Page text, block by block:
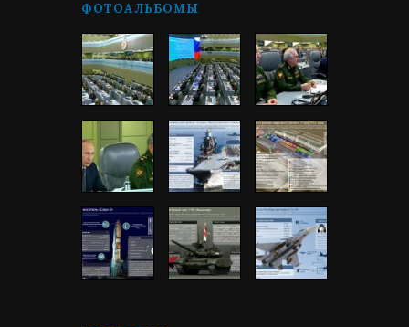
ФОТОАЛЬБОМЫ